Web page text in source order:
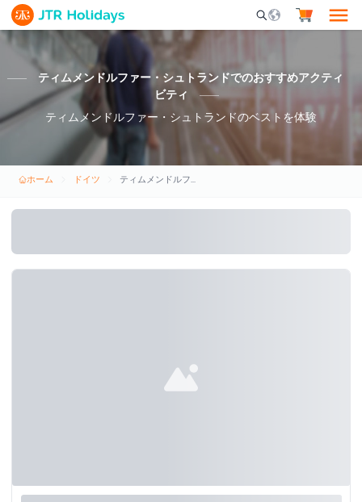
Mobile Search
ティムメンドルファー・シュトランドでのおすすめアクティ
ビティ
ティムメンドルファー・シュトランドのベストを体験
ホーム ドイツ ティムメンドルファー・シュトランド